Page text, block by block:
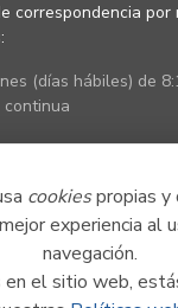
cookiespropias y
experiencia al
navegación.
en el sitio web,
correspondencia por
(días hábiles) de
continua